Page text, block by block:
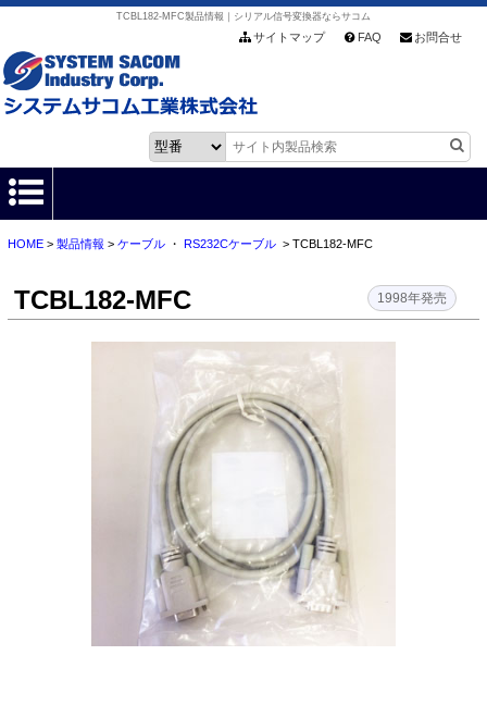
TCBL182-MFC製品情報｜シリアル信号変換器ならサコム
サイトマップ FAQ お問合せ
HOME
各種ダウンロード
お客様サポート
会社情報
HOME> 製品情報 > ケーブル・ RS232Cケーブル> TCBL182-MFC
TCBL182-MFC 1998年発売